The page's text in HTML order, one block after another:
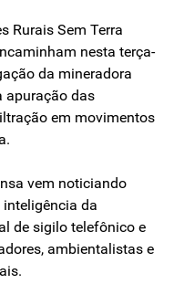
Rurais Sem Terra
nesta terça-
da mineradora
apuração das
em movimentos
vem noticiando
inteligência da
de sigilo telefônico e
ambientalistas e